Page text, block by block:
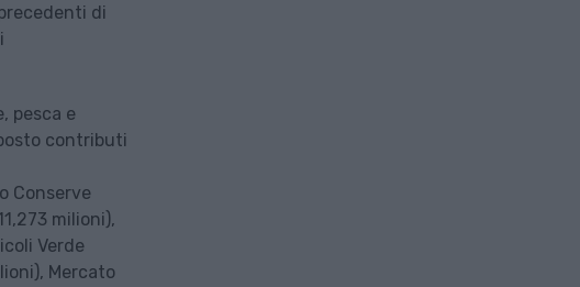
di
pesca e
contributi
Conserve
milioni),
Verde
Mercato